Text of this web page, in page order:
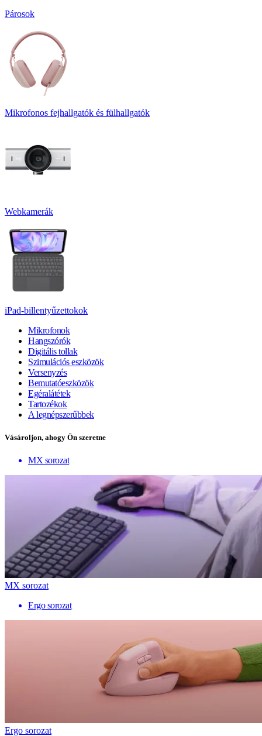
Párosok
Mikrofonos fejhallgatók és fülhallgatók
Webkamerák
iPad-billentyűzettokok
Mikrofonok
Hangszórók
Digitális tollak
Szimulációs eszközök
Versenyzés
Bemutatóeszközök
Egéralátétek
Tartozékok
A legnépszerűbbek
Vásároljon, ahogy Ön szeretne
MX sorozat
MX sorozat
Ergo sorozat
Ergo sorozat